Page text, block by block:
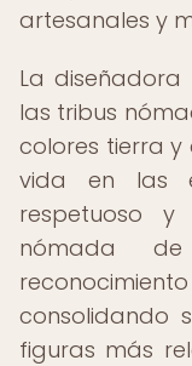
artesanales y
La
las tribus
colores tierra
vida en las
respetuoso
nómada
consolidando
figuras más